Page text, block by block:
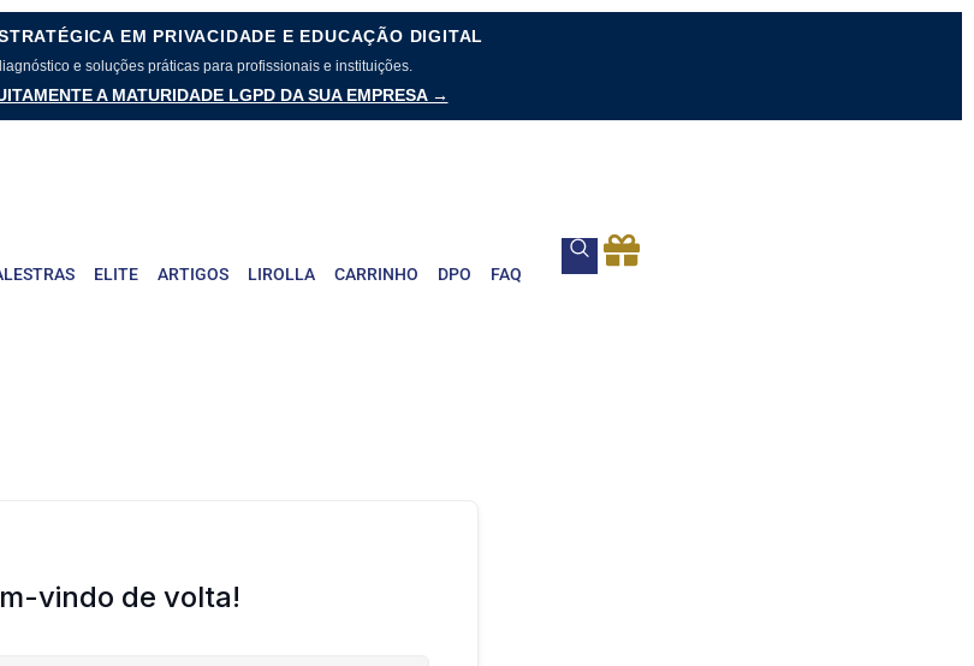
EM PRIVACIDADE E EDUCAÇÃO DIGITAL
e soluções práticas para profissionais e instituições.
A MATURIDADE LGPD DA SUA EMPRESA →
ELITE ARTIGOS LIROLLA CARRINHO DPO FAQ
vindo de volta!